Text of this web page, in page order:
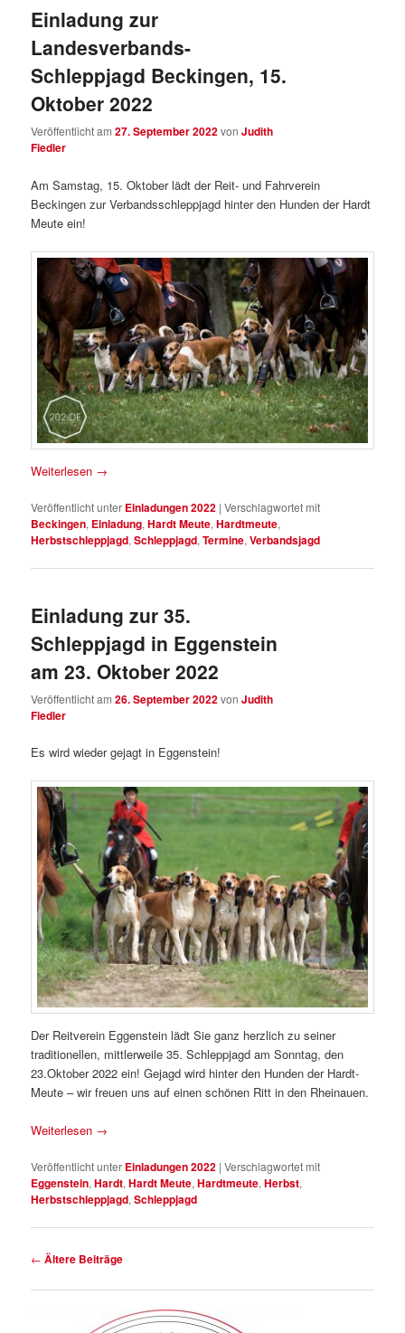
Einladung zur
Landesverbands-
Schleppjagd Beckingen, 15.
Oktober 2022
Veröffentlicht am27. September 2022vonJudith
Fiedler
Am Samstag, 15. Oktober lädt der Reit- und Fahrverein
Beckingen zur Verbandsschleppjagd hinter den Hunden der Hardt
Meute ein!
Weiterlesen →
Veröffentlicht unter Einladungen 2022 |Verschlagwortet mit
Beckingen, Einladung,Hardt Meute,Hardtmeute,
Herbstschleppjagd,Schleppjagd,Termine,Verbandsjagd
Einladung zur 35.
Schleppjagd in Eggenstein
am 23. Oktober 2022
Veröffentlicht am26. September 2022vonJudith
Fiedler
Es wird wieder gejagt in Eggenstein!
Der Reitverein Eggenstein lädt Sie ganz herzlich zu seiner
traditionellen, mittlerweile 35. Schleppjagd am Sonntag, den
23.Oktober 2022 ein! Gejagd wird hinter den Hunden der Hardt-
Meute – wir freuen uns auf einen schönen Ritt in den Rheinauen.
Weiterlesen →
Veröffentlicht unter Einladungen 2022 |Verschlagwortet mit
Eggenstein,Hardt,Hardt Meute,Hardtmeute,Herbst,
Herbstschleppjagd,Schleppjagd
Beitragsnavigation
← Ältere Beiträge